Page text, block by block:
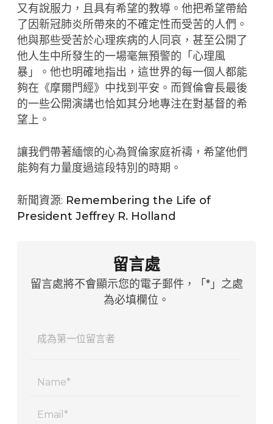
又有說服力，且具有希望的教導。他把希望帶給
了因新冠肺炎所帶來的不確定性而受苦的人們。
他與那些受苦於心理疾病的人同哀，甚至公開了
他人生中所發生的一場毫無預警的「心理風
暴」。他也明確地指出，這世界的每一個人都能
夠在《摩爾門經》中找到平安。而賀倫會長最後
的一些公開演講也恰如其分地專注在對基督的希
望上。
讓我們帶著緬懷的心為賀倫家庭祈禱，希望他們
能夠有力量度過這段特別的時期。
新聞資源: Remembering the Life of
President Jeffrey R. Holland
留言處
留言處將不會顯示您的電子郵件，「*」之處
為必填欄位。